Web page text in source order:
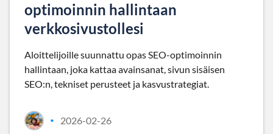
optimoinnin hallintaan
verkkosivustollesi
Aloittelijoille suunnattu opas SEO-optimoinnin
hallintaan, joka kattaa avainsanat, sivun sisäisen
SEO:n, tekniset perusteet ja kasvustrategiat.
• 2026-02-26